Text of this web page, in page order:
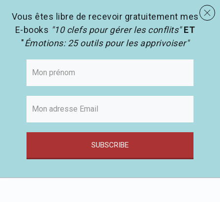
menu Les activités en pédagogie search
Vous êtes libre de recevoir gratuitement mes
E-books "10 clefs pour gérer les conflits" ET
"Émotions: 25 outils pour les apprivoiser"
SUBSCRIBE